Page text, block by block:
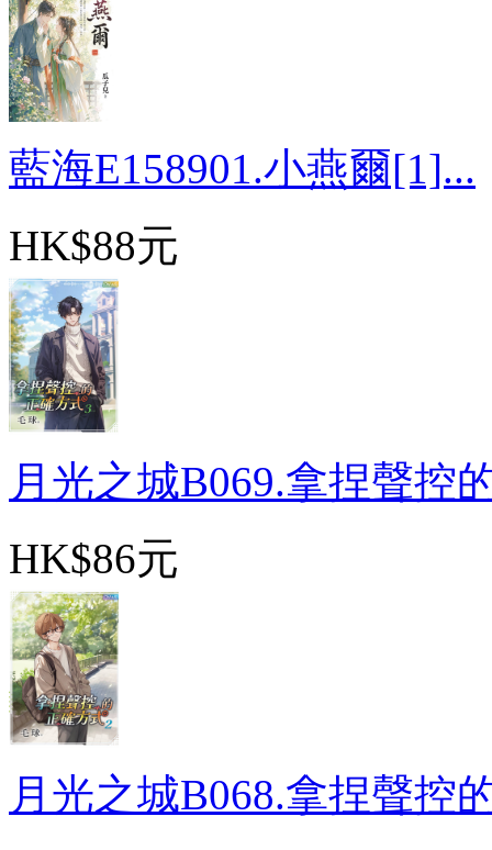
藍海E158901.小燕爾[1]...
HK$88元
月光之城B069.拿捏聲控
HK$86元
月光之城B068.拿捏聲控